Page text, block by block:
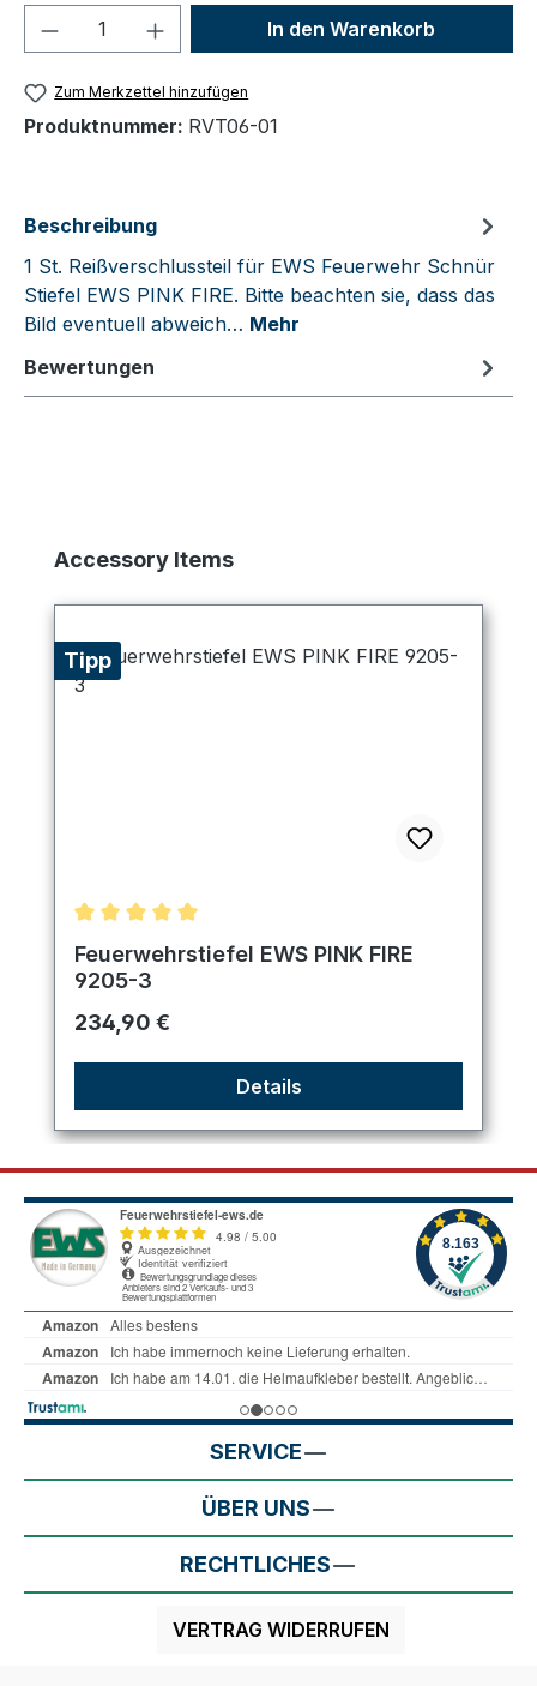
Produkt Anzahl: Gib denIn den Warenkorb
Zum Merkzettel hinzufügen
Produktnummer: RVT06-01
Beschreibung
1 St. Reißverschlussteil für EWS Feuerwehr Schnür
Stiefel EWS PINK FIRE. Bitte beachten sie, dass das
Bild eventuell abweich… Mehr
Bewertungen
Produktgalerie überspringen
Accessory Items
Tipp
Durchschnittliche Bewertung von 5 von 5 Sternen
Feuerwehrstiefel EWS PINK FIRE
9205-3
Regulärer Preis:
234,90 €
Details
SERVICE
ÜBER UNS
RECHTLICHES
VERTRAG WIDERRUFEN